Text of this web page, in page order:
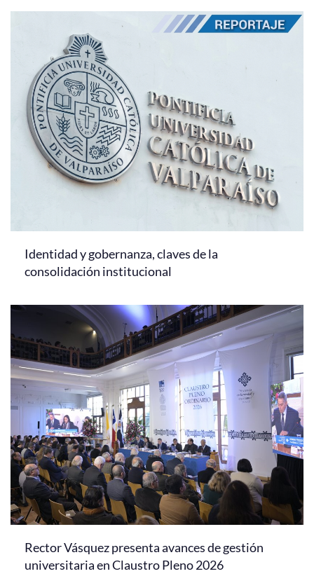
Identidad y gobernanza, claves de la
consolidación institucional
Rector Vásquez presenta avances de gestión
universitaria en Claustro Pleno 2026